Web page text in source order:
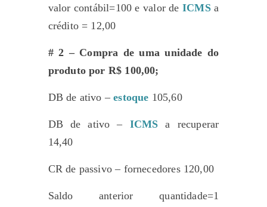
valor contábil=100 e valor deICMSa
crédito = 12,00
# 2 – Compra de uma unidade do
produto por R$ 100,00;
DB de ativo –estoque 105,60
DB de ativo – ICMS a recuperar
14,40
CR de passivo – fornecedores 120,00
Saldo anterior quantidade=1